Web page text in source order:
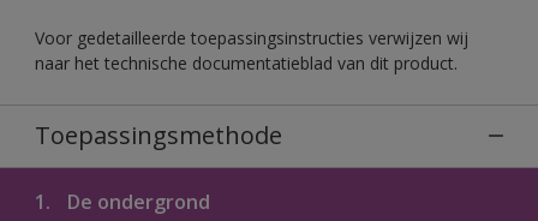
Voor gedetailleerde toepassingsinstructies verwijzen wij
naar het technische documentatieblad van dit product.
Toepassingsmethode
1. De ondergrond